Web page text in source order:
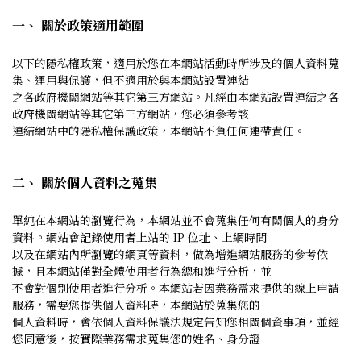
一、 關於政策適用範圍
以下的隱私權政策，適用於您在本網站活動時所涉及的個人資料蒐
集、運用與保護，但不適用於與本網站設置連結
之各政府機關網站等其它第三方網站。凡經由本網站設置連結之各
政府機關網站等其它第三方網站，您必須參考該
連結網站中的隱私權保護政策，本網站不負任何連帶責任。
二、 關於個人資料之蒐集
單純在本網站的瀏覽行為，本網站並不會蒐集任何有關個人的身分
資料。網站會記錄使用者上站的 IP 位址、上網時間
以及在網站內所瀏覽的網頁等資料，做為增進網站服務的參考依
據，且本網站僅對全體使用者行為總和進行分析，並
不會對個別使用者進行分析。本網站若因業務需求提供的線上申請
服務，需要您提供個人資料時，本網站於蒐集您的
個人資料時，會依個人資料保護法規定告知您相關個資事項，並經
您同意後，按實際業務需求蒐集您的姓名、身分證